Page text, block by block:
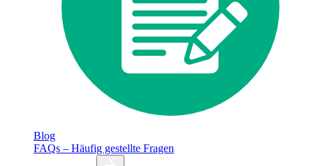
Blog
FAQs – Häufig gestellte Fragen